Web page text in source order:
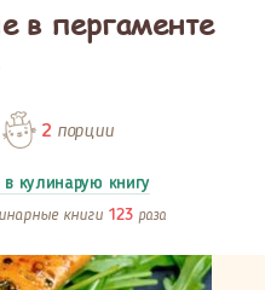
в пергаменте
2порции
кулинарую книгу
книги 123 раза